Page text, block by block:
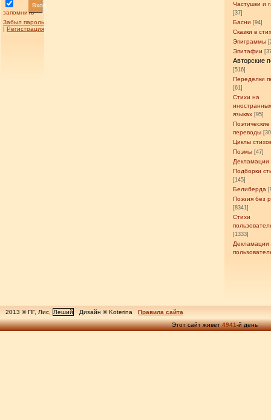
запомнить
Вход
Забыл пароль
| Регистрация
Частушки и
[37]
Басни [94]
Сказки в
Эпиграммы
Эпитафии
Авторские
[516]
Переделки
[61]
Стихи на
языках [95]
Поэтические
переводы
Циклы
Поэмы [47]
Декламации
Подборки
[145]
Белиберда
Поэзия без
[8341]
Стихи
[1333]
Декламации
2013 © ПГ, Лис, Леший Дизайн © Koterina
Правила сайта
Этот сайт живет4941-й день